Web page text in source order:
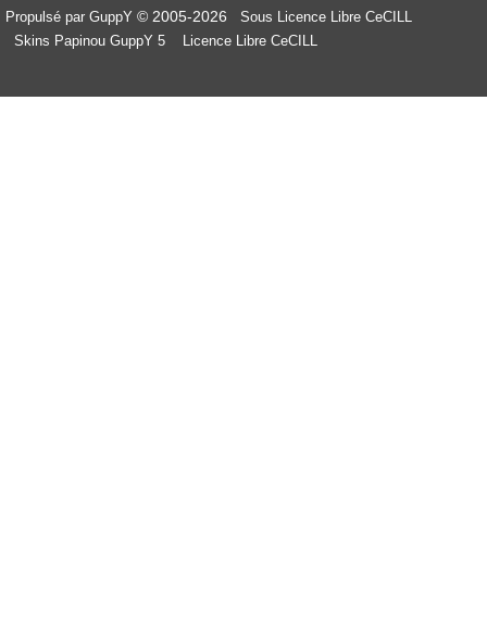
Propulsé par GuppY © 2005-2026
Sous Licence Libre CeCILL
Skins Papinou GuppY 5
Licence Libre CeCILL